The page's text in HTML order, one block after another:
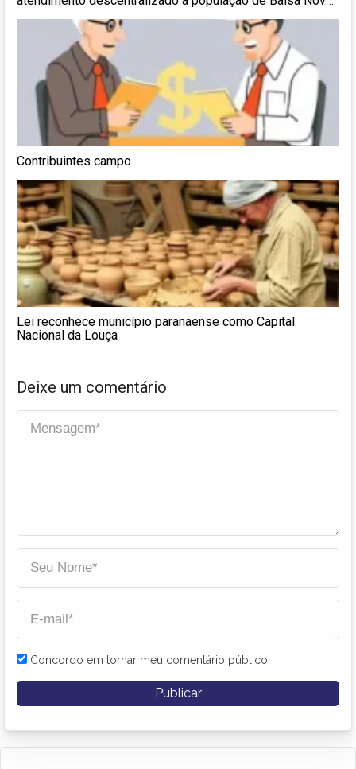
Contribuintes campo
Lei reconhece município paranaense como Capital
Nacional da Louça
Deixe um comentário
Concordo em tornar meu comentário público